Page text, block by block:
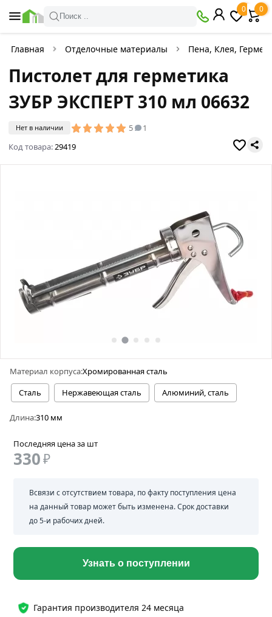
Поиск ..
0 0
Главная Отделочные материалы Пена, Клея,
Пистолет для герметика
ЗУБР ЭКСПЕРТ 310 мл 06632
Нет в наличии 5
1
Код товара:29419
Материал корпуса:Хромированная сталь
Сталь
Нержавеющая сталь Алюминий, сталь
Длина:310 мм
Гарантия производителя 24 месяца
Последняя цена за шт
330₽
Всвязи с отсутствием товара, по факту поступления цена
на данный товар может быть изменена. Срок доставки
до 5-и рабочих дней.
Узнать о поступлении